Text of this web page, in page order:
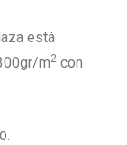
está
m2 con